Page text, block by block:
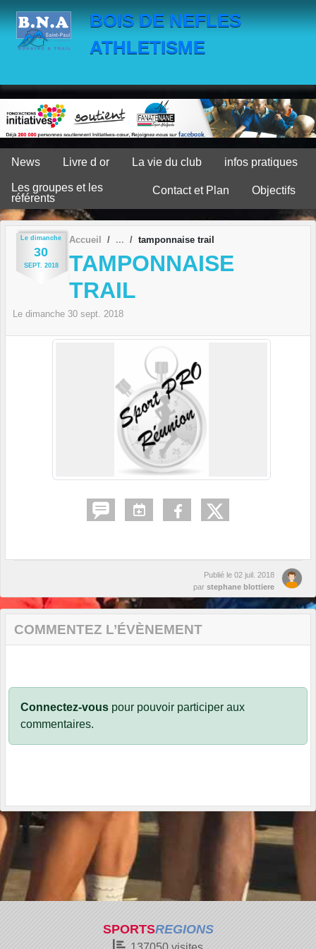
BOIS DE NEFLES
ATHLETISME
News Livre d or La vie du club infos pratiques
Les groupes et les
référents
Contact et Plan Objectifs
Le dimanche
30
SEPT. 2018
Accueil tamponnaise trail
TAMPONNAISE
TRAIL
Le dimanche 30 sept. 2018
Publié le 02 juil. 2018
par stephane blottiere
COMMENTEZ L’ÉVÈNEMENT
Connectez-vous pour pouvoir participer aux
commentaires.
SPORTSREGIONS